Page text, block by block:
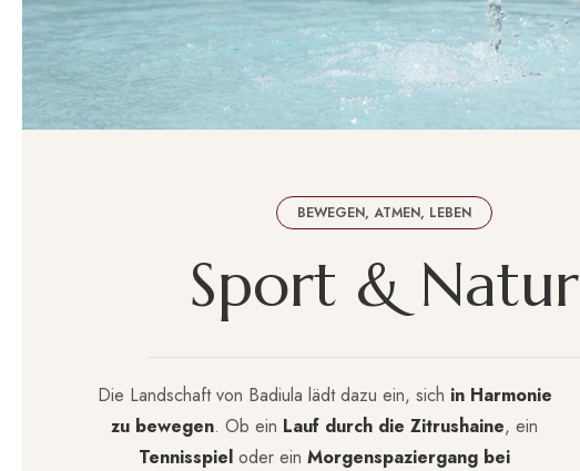
BEWEGEN, ATMEN, LEBEN
Sport & Natur
Die Landschaft von Badiula lädt dazu ein, sich in Harmonie
zu bewegen. Ob ein Lauf durch die Zitrushaine, ein
Tennisspiel oder einMorgenspaziergang bei